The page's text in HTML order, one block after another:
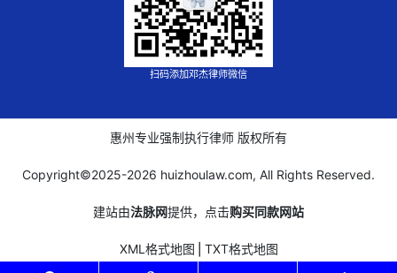
扫码添加邓杰律师微信
惠州专业强制执行律师 版权所有
Copyright©2025-2026 huizhoulaw.com, All Rights Reserved.
建站由法脉网提供，点击购买同款网站
XML格式地图 TXT格式地图